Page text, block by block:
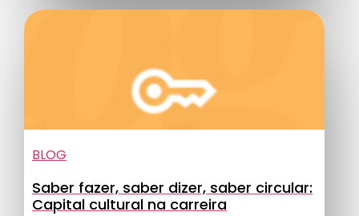
BLOG
Saber fazer, saber dizer, saber circular:
Capital cultural na carreira